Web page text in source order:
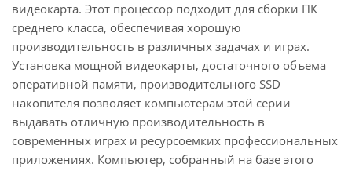
видеокарта. Этот процессор подходит для сборки ПК
среднего класса, обеспечивая хорошую
производительность в различных задачах и играх.
Установка мощной видеокарты, достаточного объема
оперативной памяти, производительного SSD
накопителя позволяет компьютерам этой серии
выдавать отличную производительность в
современных играх и ресурсоемких профессиональных
приложениях. Компьютер, собранный на базе этого